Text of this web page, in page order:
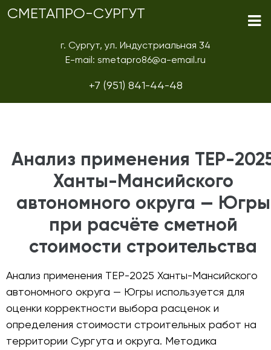
СМЕТАПРО-СУРГУТ
г. Сургут, ул. Индустриальная 34
E-mail: smetapro86@a-email.ru
+7 (951) 841-44-48
Анализ применения ТЕР-
Ханты-Мансийского
автономного округа — Югры
при расчёте сметной
стоимости строительства
Анализ применения ТЕР-2025 Ханты-Мансийского
автономного округа — Югры используется для
оценки корректности выбора расценок и
определения стоимости строительных работ на
территории Сургута и округа. Методика